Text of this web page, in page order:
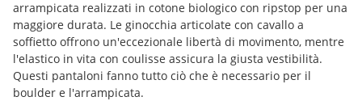
arrampicata realizzati in cotone biologico con ripstop per una
maggiore durata. Le ginocchia articolate con cavallo a
soffietto offrono un'eccezionale libertà di movimento, mentre
l'elastico in vita con coulisse assicura la giusta vestibilità.
Questi pantaloni fanno tutto ciò che è necessario per il
boulder e l'arrampicata.